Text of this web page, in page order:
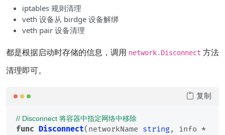
iptables 规则清理
veth 设备从 birdge 设备解绑
veth pair 设备清理
都是根据启动时存储的信息，调用 network.Disconnect 方法
清理即可。
// Disconnect 将容器中指定网络中移除
func Disconnect(networkName string, info *
复制